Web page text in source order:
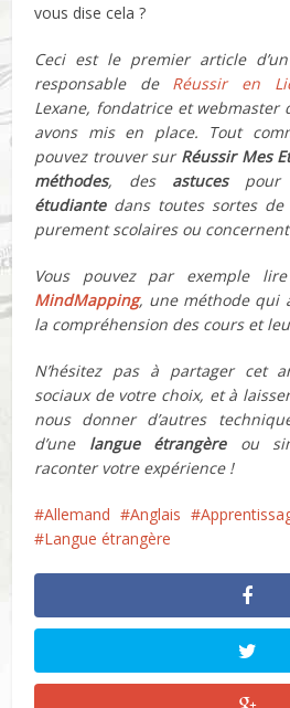
vous dise cela ?
Ceci est le premier article
responsable de Réussir en
Lexane, fondatrice et webmaster
avons mis en place. Tout
pouvez trouver sur Réussir Mes
méthodes, des astucespour
étudiantedans toutes sortes de
purement scolaires ou
Vous pouvez par exemple
MindMapping, une méthode qui
la compréhension des cours et
N’hésitez pas à partager cet
sociaux de votre choix, et à
nous donner d’autres
d’une langue étrangèreou
raconter votre expérience !
Allemand Anglais
Langue étrangère